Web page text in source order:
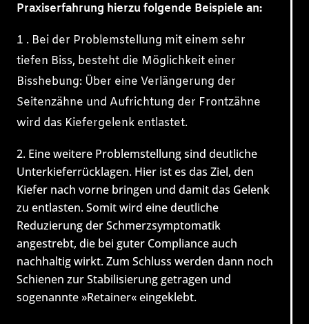
Praxiserfahrung hierzu folgende Beispiele an:
1 . Bei der Problemstellung mit einem sehr
tiefen Biss, besteht die Möglichkeit einer
Bisshebung: Über eine Verlängerung der
Seitenzähne und Aufrichtung der Frontzähne
wird das Kiefergelenk entlastet.
Eine weitere Problemstellung sind deutliche
Unterkieferrücklagen. Hier ist es das Ziel, den
Kiefer nach vorne bringen und damit das Gelenk
zu entlasten. Somit wird eine deutliche
Reduzierung der Schmerzsymptomatik
angestrebt, die bei guter Compliance auch
nachhaltig wirkt. Zum Schluss werden dann noch
Schienen zur Stabilisierung getragen und
sogenannte »Retainer« eingeklebt.